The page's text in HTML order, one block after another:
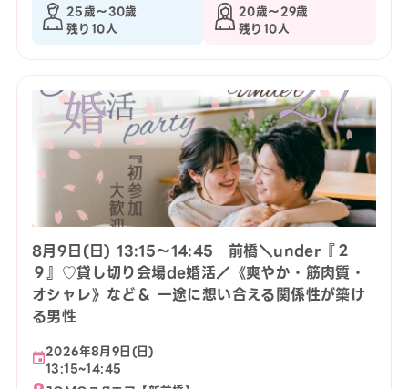
25歳〜30歳
残り10人
20歳〜29歳
残り10人
8月9日(日) 13:15〜14:45 前橋＼under『２
９』♡貸し切り会場de婚活／《爽やか・筋肉質・
オシャレ》など＆ 一途に想い合える関係性が築け
る男性
2026年8月9日(日)
13:15~14:45